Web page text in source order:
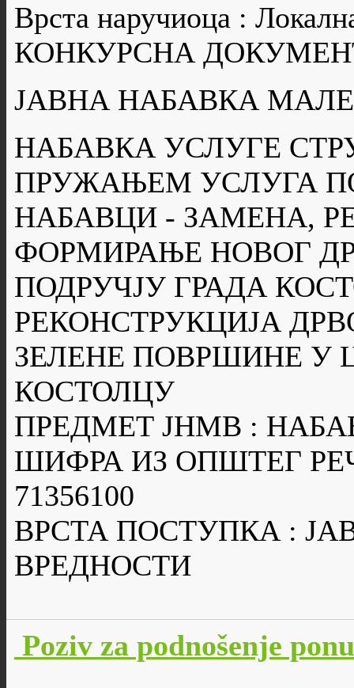
Врста наручиоца :
КОНКУРСНА
ЈАВНА НАБАВКА МАЛЕ
НАБАВКА УСЛУГЕ
ПРУЖАЊЕМ УСЛУГА
НАБАВЦИ - ЗАМЕНА,
ФОРМИРАЊЕ НОВОГ
ПОДРУЧЈУ ГРАДА
РЕКОНСТРУКЦИЈА
ЗЕЛЕНЕ ПОВРШИНЕ У
КОСТОЛЦУ
ПРЕДМЕТ ЈНМВ :
ШИФРА ИЗ ОПШТЕГ
71356100
ВРСТА ПОСТУПКА :
ВРЕДНОСТИ
Poziv za podnošenje